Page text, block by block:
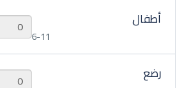
أطفال
6-11
رضع